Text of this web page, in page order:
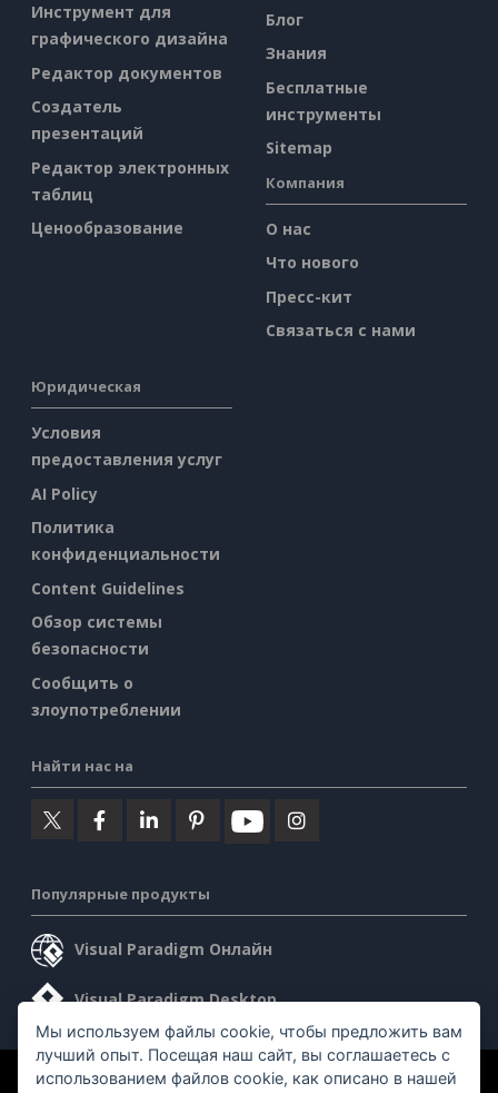
Инструмент для
графического дизайна
Редактор документов
Создатель
презентаций
Редактор электронных
таблиц
Ценообразование
Блог
Знания
Бесплатные
инструменты
Sitemap
Компания
О нас
Что нового
Пресс-кит
Связаться с нами
Юридическая
Условия
предоставления услуг
AI Policy
Политика
конфиденциальности
Content Guidelines
Обзор системы
безопасности
Сообщить о
злоупотреблении
Найти нас на
Популярные продукты
Visual Paradigm Онлайн
Visual Paradigm Desktop
©2026 by Visual Paradigm. Все права защищены.
Мы используем файлы cookie, чтобы предложить вам
лучший опыт. Посещая наш сайт, вы соглашаетесь с
использованием файлов cookie, как описано в нашей